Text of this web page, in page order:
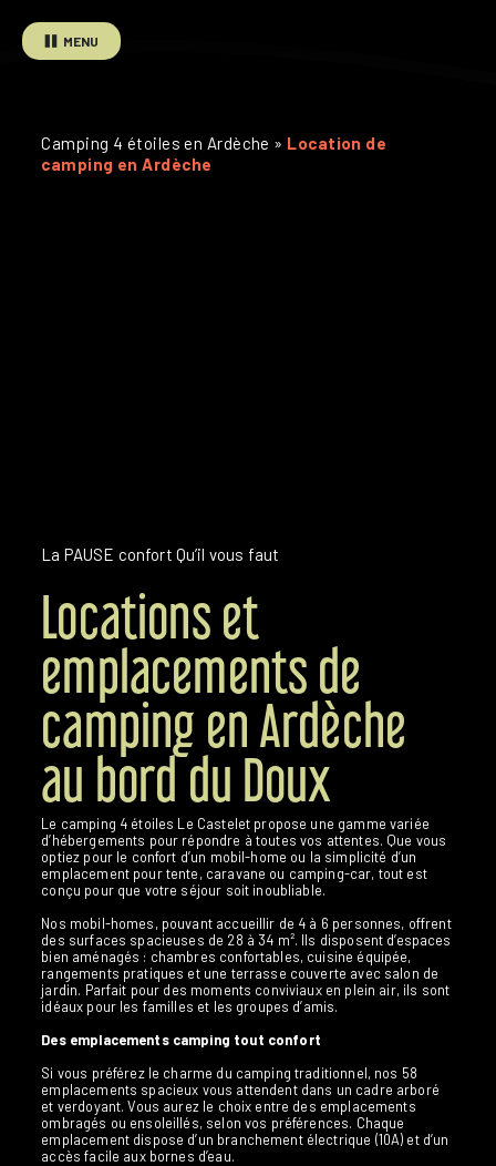
MENU
Camping 4 étoiles en Ardèche » Location de
camping en Ardèche
La PAUSE confort Qu’il vous faut
Locations et
emplacements de
camping en Ardèche
au bord du Doux
Le camping 4 étoiles Le Castelet propose une gamme variée
d’hébergements pour répondre à toutes vos attentes. Que vous
optiez pour le confort d’un mobil-home ou la simplicité d’un
emplacement pour tente, caravane ou camping-car, tout est
conçu pour que votre séjour soit inoubliable.
Nos mobil-homes, pouvant accueillir de 4 à 6 personnes, offrent
des surfaces spacieuses de 28 à 34 m². Ils disposent d’espaces
bien aménagés : chambres confortables, cuisine équipée,
rangements pratiques et une terrasse couverte avec salon de
jardin. Parfait pour des moments conviviaux en plein air, ils sont
idéaux pour les familles et les groupes d’amis.
Des emplacements camping tout confort
Si vous préférez le charme du camping traditionnel, nos 58
emplacements spacieux vous attendent dans un cadre arboré
et verdoyant. Vous aurez le choix entre des emplacements
ombragés ou ensoleillés, selon vos préférences. Chaque
emplacement dispose d’un branchement électrique (10A) et d’un
accès facile aux bornes d’eau.